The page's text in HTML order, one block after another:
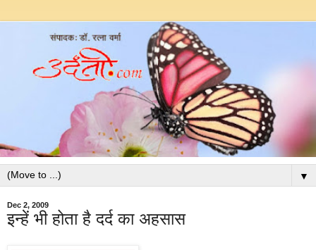
▼
Dec 2, 2009
इन्हें भी होता है दर्द का अहसास